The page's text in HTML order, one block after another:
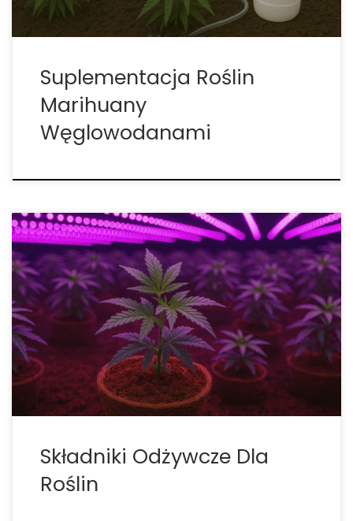
Suplementacja Roślin
Marihuany
Węglowodanami
Składniki odżywcze dla roślin – jak je przechowywać
i mieszać, aby zwiększyć plony Bez składników
odżywczych nie ma zdrowej uprawy. Rośliny,
podobnie jak ludzie, potrzebują odpowiednich
proporcji mikro- i makroelementów, by prawidłowo
rosnąć, kwitnąć i owocować. Umiejętność
przygotowania roztworów nawozowych […]
Składniki Odżywcze Dla
Roślin